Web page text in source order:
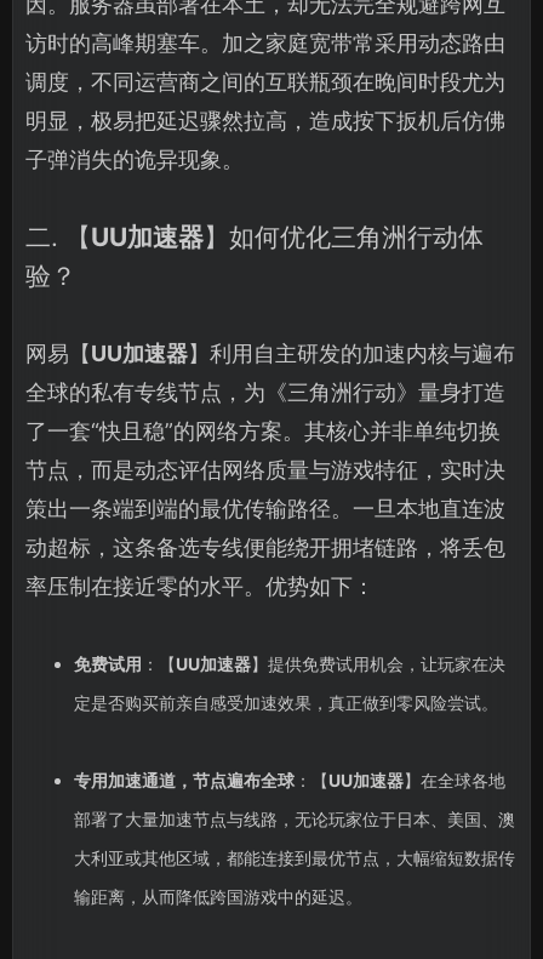
访时的高峰期塞车。加之家庭宽带常采用动态路由
调度，不同运营商之间的互联瓶颈在晚间时段尤为
明显，极易把延迟骤然拉高，造成按下扳机后仿佛
子弹消失的诡异现象。
二. 【UU加速器】如何优化三角洲行动体
验？
网易【UU加速器】利用自主研发的加速内核与遍布
全球的私有专线节点，为《三角洲行动》量身打造
了一套“快且稳”的网络方案。其核心并非单纯切换
节点，而是动态评估网络质量与游戏特征，实时决
策出一条端到端的最优传输路径。一旦本地直连波
动超标，这条备选专线便能绕开拥堵链路，将丢包
率压制在接近零的水平。优势如下：
免费试用 ：【UU加速器】提供免费试用机会，让玩家在决
定是否购买前亲自感受加速效果，真正做到零风险尝试。
专用加速通道，节点遍布全球：【UU加速器】在全球各地
部署了大量加速节点与线路，无论玩家位于日本、美国、澳
大利亚或其他区域，都能连接到最优节点，大幅缩短数据传
输距离，从而降低跨国游戏中的延迟。